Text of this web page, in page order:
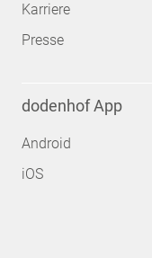
Karriere
Presse
dodenhof App
Android
iOS